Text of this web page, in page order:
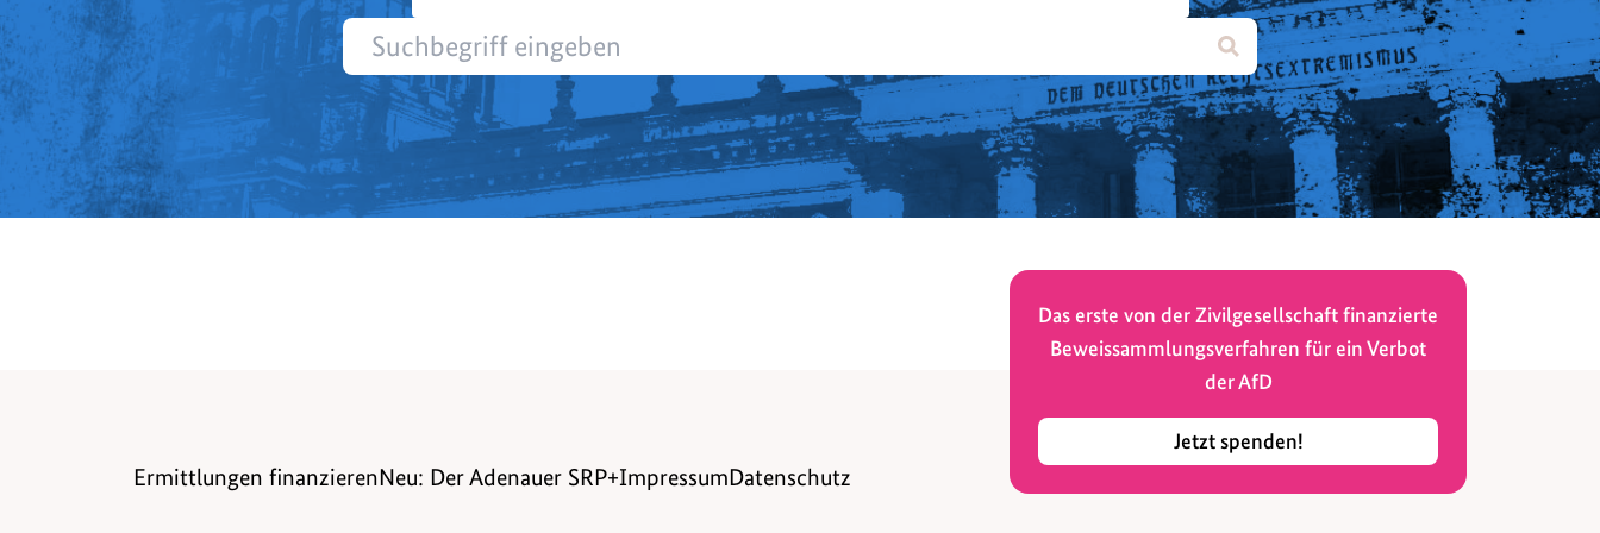
Das erste von der Zivilgesellschaft finanzierte
Beweissammlungsverfahren für ein Verbot
der AfD
Jetzt spenden!
Ermittlungen finanzierenNeu: Der Adenauer SRP+ImpressumDatenschutz